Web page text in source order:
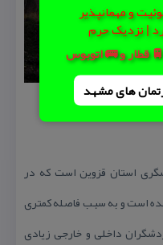
و مهمانپذیر
🚆 قطار و 🚌 اتوبوس
های مشهد
استان قزوین است كه در
است و به سبب فاصله كمتری
داخلی و خارجی زیادی